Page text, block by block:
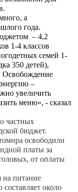
а
года.
– 4,2
1-4 классов
семей 1-
350 детей),
Освобождение
–
увеличить
меню», - сказал
частных
бюджет.
освободили
платы за
от оплаты
на питание
около